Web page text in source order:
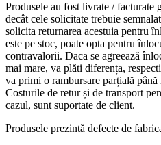
Produsele au fost livrate / facturate
decât cele solicitate trebuie
solicita returnarea acestuia pentru
este pe stoc, poate opta pentru
contravalorii. Daca se agreează
mai mare, va plăti diferența,
va primi o rambursare parțială
Costurile de retur și de transport
cazul, sunt suportate de client.
Produsele prezintă defecte de